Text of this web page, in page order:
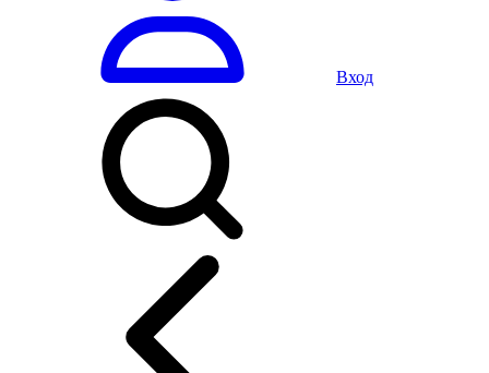
Вход